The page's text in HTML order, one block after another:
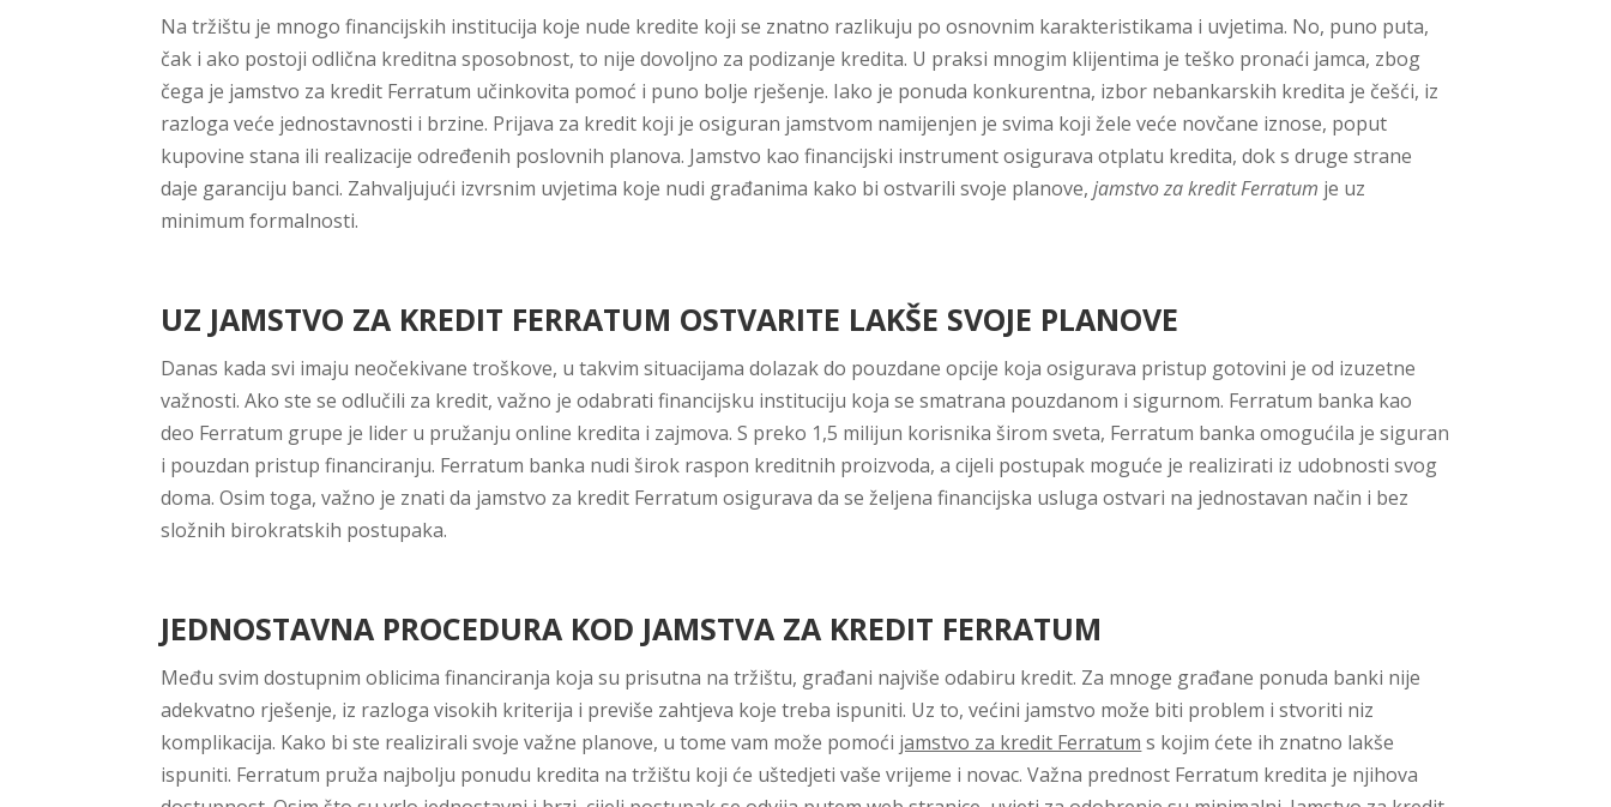
Na tržištu je mnogo financijskih institucija koje nude kredite koji se znatno razlikuju po osnovnim karakteristikama i uvjetima. No, puno puta,
čak i ako postoji odlična kreditna sposobnost, to nije dovoljno za podizanje kredita. U praksi mnogim klijentima je teško pronaći jamca, zbog
čega je jamstvo za kredit Ferratum učinkovita pomoć i puno bolje rješenje. Iako je ponuda konkurentna, izbor nebankarskih kredita je češći, iz
razloga veće jednostavnosti i brzine. Prijava za kredit koji je osiguran jamstvom namijenjen je svima koji žele veće novčane iznose, poput
kupovine stana ili realizacije određenih poslovnih planova. Jamstvo kao financijski instrument osigurava otplatu kredita, dok s druge strane
daje garanciju banci. Zahvaljujući izvrsnim uvjetima koje nudi građanima kako bi ostvarili svoje planove,jamstvo za kredit Ferratum je uz
minimum formalnosti.
UZ JAMSTVO ZA KREDIT FERRATUM OSTVARITE LAKŠE SVOJE PLANOVE
Danas kada svi imaju neočekivane troškove, u takvim situacijama dolazak do pouzdane opcije koja osigurava pristup gotovini je od izuzetne
važnosti. Ako ste se odlučili za kredit, važno je odabrati financijsku instituciju koja se smatrana pouzdanom i sigurnom. Ferratum banka kao
deo Ferratum grupe je lider u pružanju online kredita i zajmova. S preko 1,5 milijun korisnika širom sveta, Ferratum banka omogućila je siguran
i pouzdan pristup financiranju. Ferratum banka nudi širok raspon kreditnih proizvoda, a cijeli postupak moguće je realizirati iz udobnosti svog
doma. Osim toga, važno je znati da jamstvo za kredit Ferratum osigurava da se željena financijska usluga ostvari na jednostavan način i bez
složnih birokratskih postupaka.
JEDNOSTAVNA PROCEDURA KOD JAMSTVA ZA KREDIT FERRATUM
Među svim dostupnim oblicima financiranja koja su prisutna na tržištu, građani najviše odabiru kredit. Za mnoge građane ponuda banki nije
adekvatno rješenje, iz razloga visokih kriterija i previše zahtjeva koje treba ispuniti. Uz to, većini jamstvo može biti problem i stvoriti niz
komplikacija. Kako bi ste realizirali svoje važne planove, u tome vam može pomoći jamstvo za kredit Ferratum s kojim ćete ih znatno lakše
ispuniti. Ferratum pruža najbolju ponudu kredita na tržištu koji će uštedjeti vaše vrijeme i novac. Važna prednost Ferratum kredita je njihova